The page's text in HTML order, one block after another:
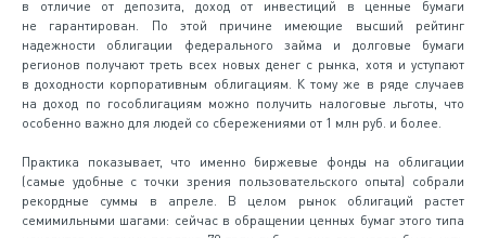
в отличие от депозита, доход от инвестиций в ценные бумаги
не гарантирован. По этой причине имеющие высший рейтинг
надежности облигации федерального займа и долговые бумаги
регионов получают треть всех новых денег с рынка, хотя и уступают
в доходности корпоративным облигациям. К тому же в ряде случаев
на доход по гособлигациям можно получить налоговые льготы, что
особенно важно для людей со сбережениями от 1 млн руб. и более.
Практика показывает, что именно биржевые фонды на облигации
(самые удобные с точки зрения пользовательского опыта) собрали
рекордные суммы в апреле. В целом рынок облигаций растет
семимильными шагами: сейчас в обращении ценных бумаг этого типа